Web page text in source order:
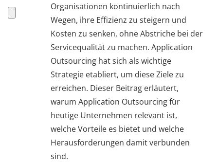
Organisationen kontinuierlich nach
Wegen, ihre Effizienz zu steigern und
Kosten zu senken, ohne Abstriche bei der
Servicequalität zu machen. Application
Outsourcing hat sich als wichtige
Strategie etabliert, um diese Ziele zu
erreichen. Dieser Beitrag erläutert,
warum Application Outsourcing für
heutige Unternehmen relevant ist,
welche Vorteile es bietet und welche
Herausforderungen damit verbunden
sind.